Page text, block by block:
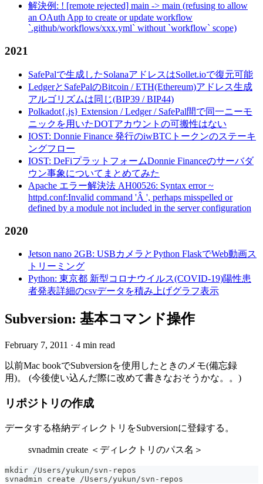
解決例: ! [remote rejected] main -> main (refusing to allow
an OAuth App to create or update workflow
`.github/workflows/xxx.yml` without `workflow` scope)
2021
SafePalで生成したSolanaアドレスはSollet.ioで復元可能
LedgerとSafePalのBitcoin / ETH(Ethereum)アドレス生成
アルゴリズムは同じ(BIP39 / BIP44)
Polkadot{.js} Extension / Ledger / SafePal間で同一ニーモ
ニックを用いたDOTアカウントの可搬性はない
IOST: Donnie Finance 発行のiwBTCトークンのステーキ
ングフロー
IOST: DeFiプラットフォームDonnie Financeのサーバダ
ウン事象についてまとめてみた
Apache エラー解決法 AH00526: Syntax error ~
httpd.conf:Invalid command 'Â ', perhaps misspelled or
defined by a module not included in the server configuration
2020
Jetson nano 2GB: USBカメラとPython FlaskでWeb動画ス
トリーミング
Python: 東京都 新型コロナウイルス(COVID-19)陽性患
者発表詳細のcsvデータを積み上げグラフ表示
Subversion: 基本コマンド操作
February 7, 2011 · 4 min read
以前Mac bookでSubversionを使用したときのメモ(備忘録
用)。 (今後使い込んだ際に改めて書きなおそうかな。。)
リポジトリの作成
データする格納ディレクトリをSubversionに登録する。
svnadmin create ＜ディレクトリのパス名＞
mkdir /Users/yukun/svn-repos
svnadmin create /Users/yukun/svn-repos